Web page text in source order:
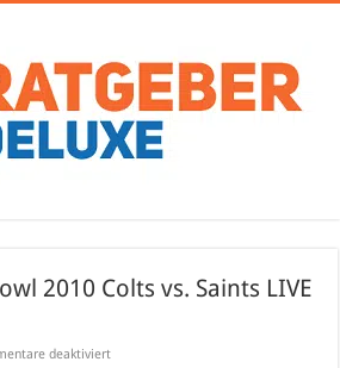
2010 Colts vs. Saints LIVE
deaktiviertfür